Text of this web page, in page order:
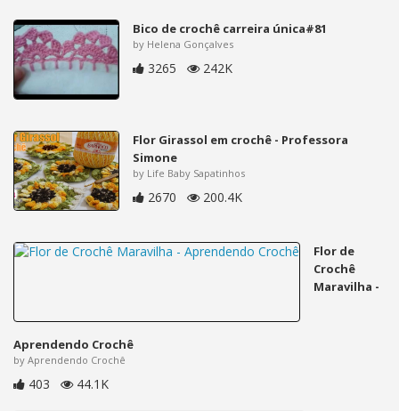
Bico de crochê carreira única#81
by Helena Gonçalves
3265 242K
Flor Girassol em crochê - Professora
Simone
by Life Baby Sapatinhos
2670 200.4K
Flor de
Crochê
Maravilha -
Aprendendo Crochê
by Aprendendo Crochê
403 44.1K